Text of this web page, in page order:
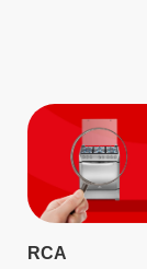
RCA